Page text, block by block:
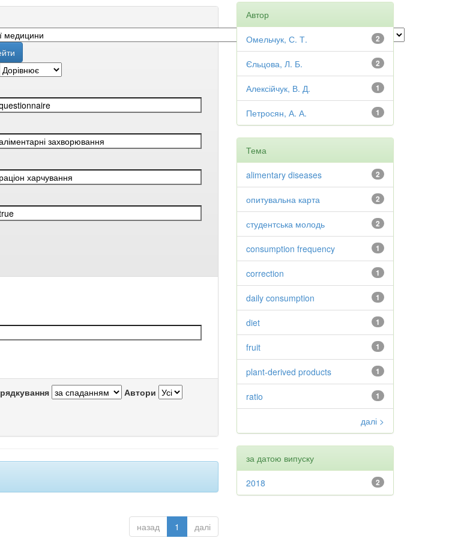
Автори
назад 1 далі
Автор
2
Омельчук, С. Т.
2
Єльцова, Л. Б.
1
Алексійчук, В. Д.
1
Петросян, А. А.
Тема
2
alimentary diseases
2
опитувальна карта
2
студентська молодь
1
consumption frequency
1
correction
1
daily consumption
1
diet
1
fruit
1
plant-derived products
1
ratio
далі >
за датою випуску
2
2018